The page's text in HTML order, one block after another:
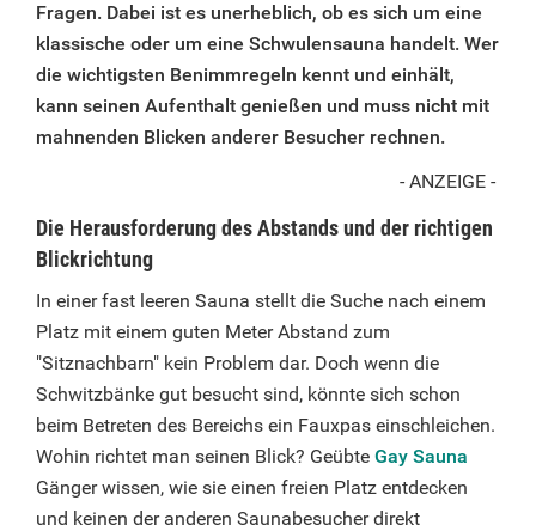
Fragen. Dabei ist es unerheblich, ob es sich um eine
klassische oder um eine Schwulensauna handelt. Wer
die wichtigsten Benimmregeln kennt und einhält,
kann seinen Aufenthalt genießen und muss nicht mit
mahnenden Blicken anderer Besucher rechnen.
- ANZEIGE -
Die Herausforderung des Abstands und der richtigen
Blickrichtung
In einer fast leeren Sauna stellt die Suche nach einem
Platz mit einem guten Meter Abstand zum
"Sitznachbarn" kein Problem dar. Doch wenn die
Schwitzbänke gut besucht sind, könnte sich schon
beim Betreten des Bereichs ein Fauxpas einschleichen.
Wohin richtet man seinen Blick? Geübte Gay Sauna
Gänger wissen, wie sie einen freien Platz entdecken
und keinen der anderen Saunabesucher direkt